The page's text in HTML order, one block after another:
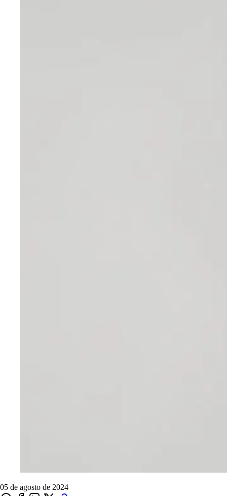
05 de agosto de 2024